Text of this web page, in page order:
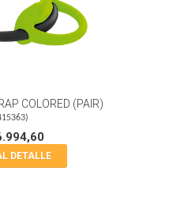
COLORED (PAIR)
)
DETALLE